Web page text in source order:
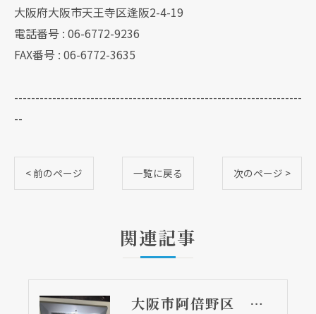
大阪府大阪市天王寺区逢阪2-4-19
電話番号 : 06-6772-9236
FAX番号 : 06-6772-3635
--------------------------------------------------------------------
--
< 前のページ 一覧に戻る 次のページ >
関連記事
大阪市阿倍野区 マンションのキッチン用ダクト扇取替リフォーム工事